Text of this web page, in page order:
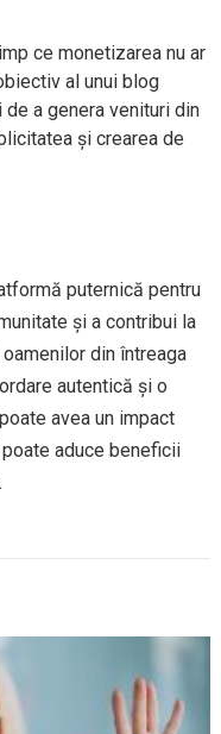
ce monetizarea nu ar
al unui blog
a genera venituri din
și crearea de
puternică pentru
și a contribui la
din întreaga
autentică și o
avea un impact
aduce beneficii